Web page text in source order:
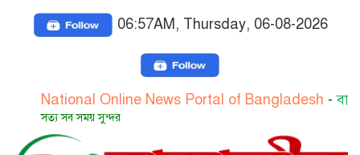
06:57AM, Thursday, 06-08-2026
Online News Portal of Bangladesh-
সব সময় সুন্দর